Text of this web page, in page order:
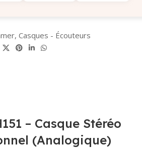
, Casques - Écouteurs
– Casque Stéréo
(Analogique)